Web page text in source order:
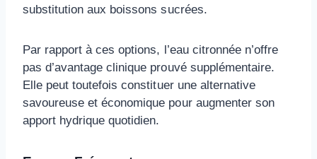
substitution aux boissons sucrées.
Par rapport à ces options, l’eau citronnée n’offre
pas d’avantage clinique prouvé supplémentaire.
Elle peut toutefois constituer une alternative
savoureuse et économique pour augmenter son
apport hydrique quotidien.